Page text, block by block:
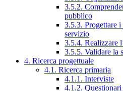
3.5.2.
pubblico
3.5.3. Progettare i
servizio
3.5.4. Realizzare
3.5.5. Validare la
4. Ricerca progettuale
4.1. Ricerca primaria
4.1.1. Interviste
4.1.2. Questionari